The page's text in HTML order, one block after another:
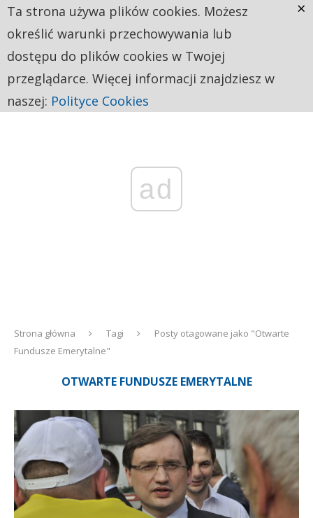
ad
Strona główna Tagi
Posty otagowane jako "Otwarte
Fundusze Emerytalne"
OTWARTE FUNDUSZE EMERYTALNE
Ta strona używa plików cookies. Możesz
określić warunki przechowywania lub
dostępu do plików cookies w Twojej
przeglądarce. Więcej informacji znajdziesz w
naszej: Polityce Cookies
×